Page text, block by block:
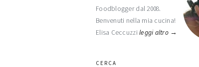
primaria
Foodblogger dal 2008.
Benvenuti nella mia cucina!
Elisa Ceccuzzileggi altro →
CERCA